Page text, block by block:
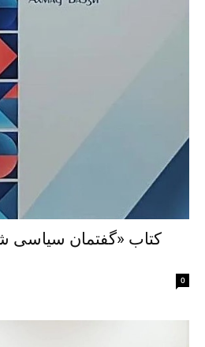
کتاب «گفتمان سیاسی
0